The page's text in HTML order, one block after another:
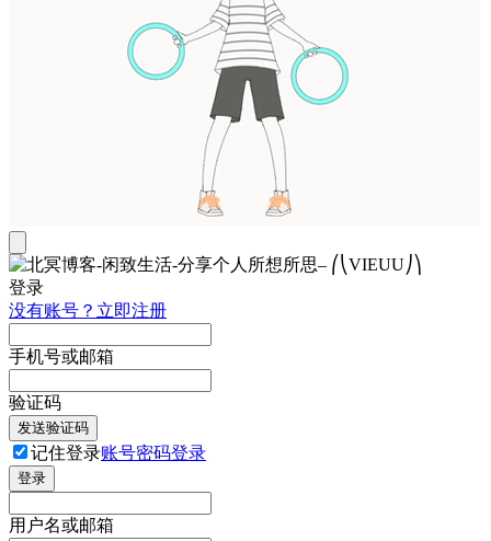
登录
没有账号？立即注册
手机号或邮箱
验证码
发送验证码
记住登录账号密码登录
登录
用户名或邮箱